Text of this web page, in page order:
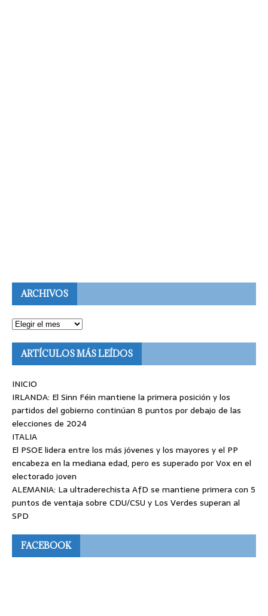
ARCHIVOS
ARTÍCULOS MÁS LEÍDOS
INICIO
IRLANDA: El Sinn Féin mantiene la primera posición y los
partidos del gobierno continúan 8 puntos por debajo de las
elecciones de 2024
ITALIA
El PSOE lidera entre los más jóvenes y los mayores y el PP
encabeza en la mediana edad, pero es superado por Vox en el
electorado joven
ALEMANIA: La ultraderechista AfD se mantiene primera con 5
puntos de ventaja sobre CDU/CSU y Los Verdes superan al
SPD
FACEBOOK